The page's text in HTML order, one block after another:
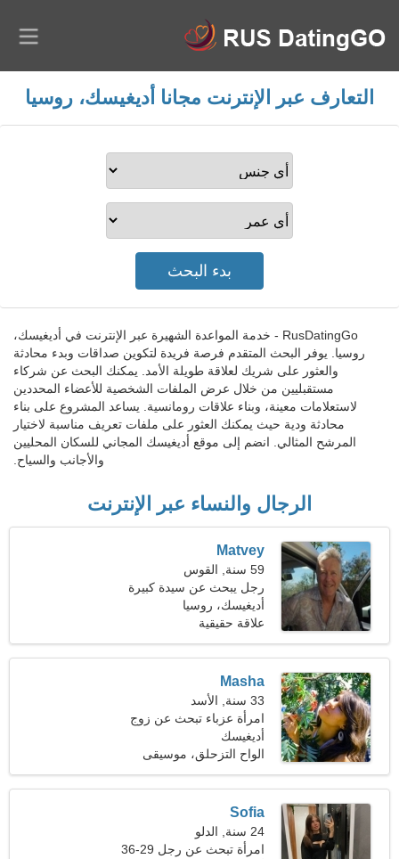
التعارف عبر الإنترنت مجانا أديغيسك، روسيا
RusDatingGo - خدمة المواعدة الشهيرة عبر الإنترنت في أديغيسك،
روسيا. يوفر البحث المتقدم فرصة فريدة لتكوين صداقات وبدء محادثة
والعثور على شريك لعلاقة طويلة الأمد. يمكنك البحث عن شركاء
مستقبليين من خلال عرض الملفات الشخصية للأعضاء المحددين
لاستعلامات معينة، وبناء علاقات رومانسية. يساعد المشروع على بناء
محادثة ودية حيث يمكنك العثور على ملفات تعريف مناسبة لاختيار
المرشح المثالي. انضم إلى موقع أديغيسك المجاني للسكان المحليين
والأجانب والسياح.
الرجال والنساء عبر الإنترنت
Matvey
59 سنة, القوس
رجل يبحث عن سيدة كبيرة
49-56
أديغيسك، روسيا
علاقة حقيقية
Masha
33 سنة, الأسد
امرأة عزباء تبحث عن زوج
37-43
أديغيسك
الواح التزحلق، موسيقى
البوب
Sofia
24 سنة, الدلو
امرأة تبحث عن رجل 29-36